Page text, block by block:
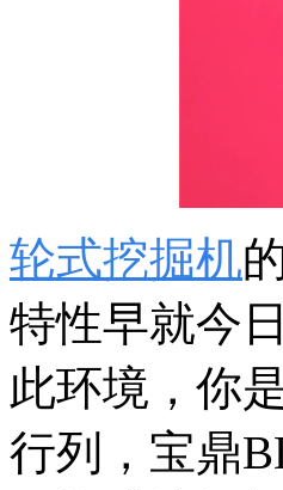
轮式挖掘机
特性早就今
此环境，你
行列，宝鼎